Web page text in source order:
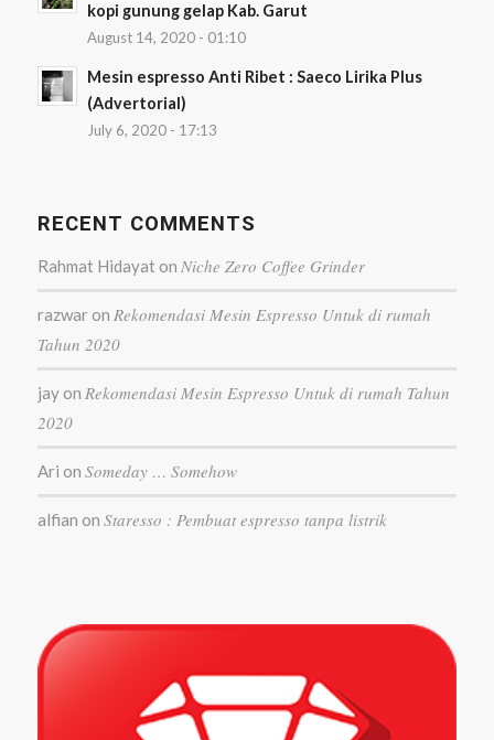
kopi gunung gelap Kab. Garut
August 14, 2020 - 01:10
Mesin espresso Anti Ribet : Saeco Lirika Plus
(Advertorial)
July 6, 2020 - 17:13
RECENT COMMENTS
Rahmat Hidayaton Niche Zero Coffee Grinder
razwaron Rekomendasi Mesin Espresso Untuk di rumah
Tahun 2020
jayon Rekomendasi Mesin Espresso Untuk di rumah Tahun
2020
Ari on Someday … Somehow
alfian on Staresso : Pembuat espresso tanpa listrik